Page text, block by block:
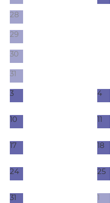
28
29
30
31
3 4
10 11
17 18
24 25
31 1